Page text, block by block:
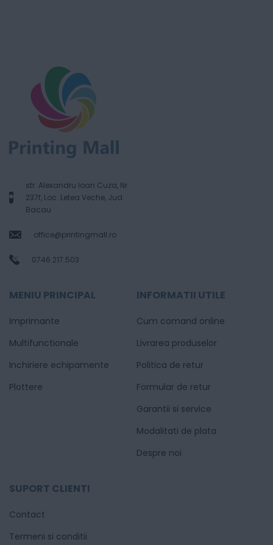
str. Alexandru Ioan Cuza, Nr.
237f, Loc. Letea Veche, Jud.
Bacau
office@printingmall.ro
0746.217.503
MENIU PRINCIPAL
Imprimante
Multifunctionale
Inchiriere echipamente
Plottere
INFORMATII UTILE
Cum comand online
Livrarea produselor
Politica de retur
Formular de retur
Garantii si service
Modalitati de plata
Despre noi
SUPORT CLIENTI
Contact
Termeni si conditii